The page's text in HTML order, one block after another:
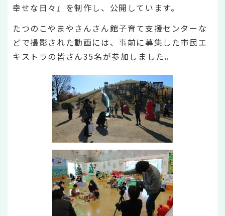
幸せな日々』を制作し、公開しています。
たつのこやまやさんさん館子育て支援センターな
どで撮影された動画には、事前に募集した市民エ
キストラの皆さん35名が参加しました。